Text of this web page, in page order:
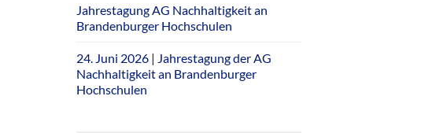
Jahrestagung AG Nachhaltigkeit an
Brandenburger Hochschulen
24. Juni 2026 | Jahrestagung der AG
Nachhaltigkeit an Brandenburger
Hochschulen